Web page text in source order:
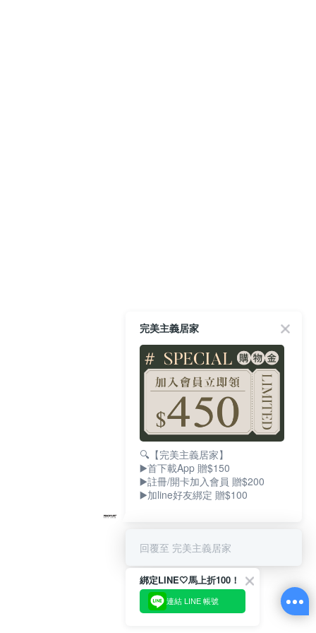
完美主義居家
🔍【完美主義居家】
▶️首下載App 贈$150
▶️註冊/開卡加入會員 贈$200
▶️加line好友綁定 贈$100
回覆至 完美主義居家
綁定LINE🤍馬上折100！
連結 LINE 帳號